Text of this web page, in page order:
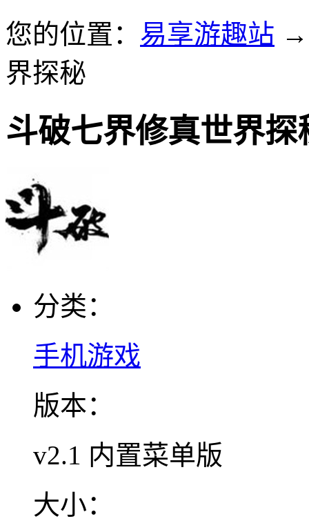
您的位置： 易享游趣站
界探秘
斗破七界修真世界探
分类：
手机游戏
版本：
v2.1 内置菜单版
大小：